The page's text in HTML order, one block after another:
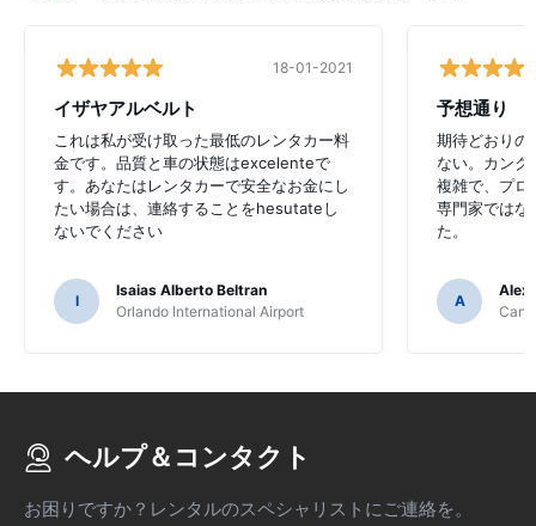
18-01-2021
イザヤアルベルト
これは私が受け取った最低のレンタカー料
金です。品質と車の状態はexcelenteで
す。あなたはレンタカーで安全なお金にし
たい場合は、連絡することをhesutateし
ないでください
I
Isaias Alberto Beltran
Orlando International Airport
予想通り
期待どおりの
ない。カンク
複雑で、プロ
専門家ではな
た。
A
Alex
ヘルプ＆コンタクト
お困りですか？レンタルのスペシャリストにご連絡を。